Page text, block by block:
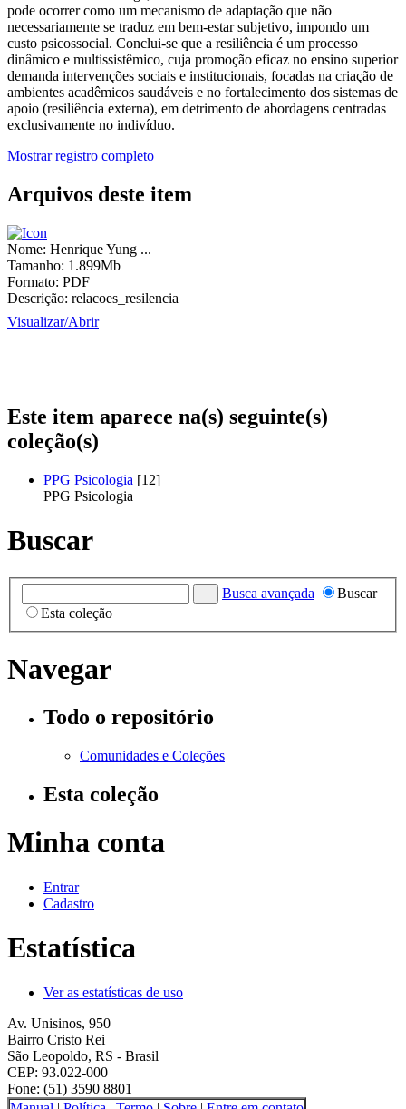
pode ocorrer como um mecanismo de adaptação que não
necessariamente se traduz em bem-estar subjetivo, impondo um
custo psicossocial. Conclui-se que a resiliência é um processo
dinâmico e multissistêmico, cuja promoção eficaz no ensino superior
demanda intervenções sociais e institucionais, focadas na criação de
ambientes acadêmicos saudáveis e no fortalecimento dos sistemas de
apoio (resiliência externa), em detrimento de abordagens centradas
exclusivamente no indivíduo.
Mostrar registro completo
Arquivos deste item
Nome: Henrique Yung ...
Tamanho: 1.899Mb
Formato: PDF
Descrição: relacoes_resilencia
Visualizar/Abrir
Este item aparece na(s) seguinte(s)
coleção(s)
PPG Psicologia [12]
PPG Psicologia
Buscar
Busca avançada
Buscar
Esta coleção
Navegar
Todo o repositório
Comunidades e Coleções
Esta coleção
Minha conta
Entrar
Cadastro
Estatística
Ver as estatísticas de uso
Av. Unisinos, 950
Bairro Cristo Rei
São Leopoldo, RS - Brasil
CEP: 93.022-000
Fone: (51) 3590 8801